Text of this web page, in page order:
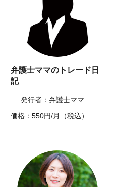
弁護士ママのトレード日
記
発行者：弁護士ママ
価格：550円/月（税込）